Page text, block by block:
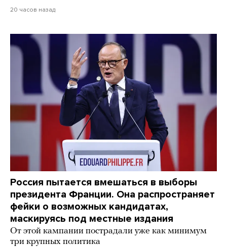
20 часов назад
Россия пытается вмешаться в выборы
президента Франции. Она распространяет
фейки о возможных кандидатах,
маскируясь под местные издания
От этой кампании пострадали уже как минимум
три крупных политика